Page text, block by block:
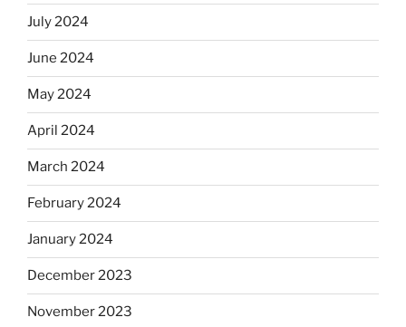
July 2024
June 2024
May 2024
April 2024
March 2024
February 2024
January 2024
December 2023
November 2023